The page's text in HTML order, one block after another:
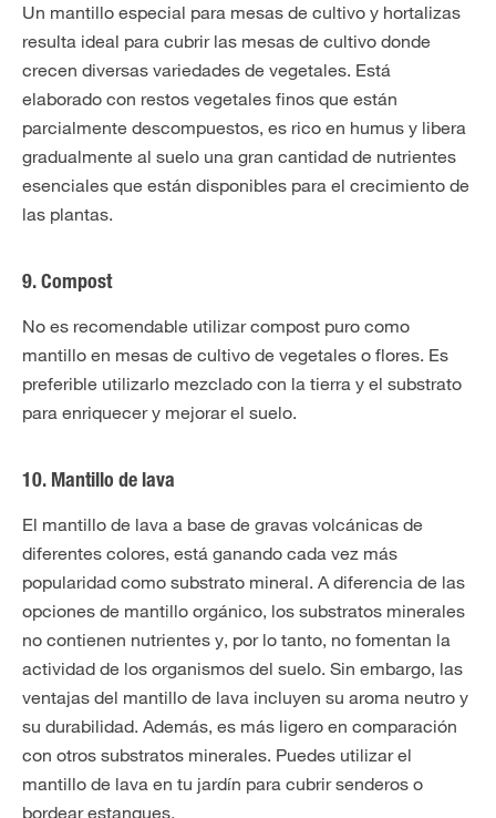
Un mantillo especial para mesas de cultivo y hortalizas
resulta ideal para cubrir las mesas de cultivo donde
crecen diversas variedades de vegetales. Está
elaborado con restos vegetales finos que están
parcialmente descompuestos, es rico en humus y libera
gradualmente al suelo una gran cantidad de nutrientes
esenciales que están disponibles para el crecimiento de
las plantas.
9. Compost
No es recomendable utilizar compost puro como
mantillo en mesas de cultivo de vegetales o flores. Es
preferible utilizarlo mezclado con la tierra y el substrato
para enriquecer y mejorar el suelo.
10. Mantillo de lava
El mantillo de lava a base de gravas volcánicas de
diferentes colores, está ganando cada vez más
popularidad como substrato mineral. A diferencia de las
opciones de mantillo orgánico, los substratos minerales
no contienen nutrientes y, por lo tanto, no fomentan la
actividad de los organismos del suelo. Sin embargo, las
ventajas del mantillo de lava incluyen su aroma neutro y
su durabilidad. Además, es más ligero en comparación
con otros substratos minerales. Puedes utilizar el
mantillo de lava en tu jardín para cubrir senderos o
bordear estanques.